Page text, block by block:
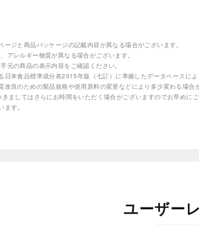
ジと商品パッケージの記載内容が異なる場合がございます。
アレルギー物質が異なる場合がございます。
の商品の表示内容をご確認ください。
本食品標準成分表2015年版（七訂）に準拠したデータベースによ
良のための製品規格や使用原料の変更などにより多少変わる場合
ましてはさらにお時間をいただく場合がございますのでお早めにご
す。
ユーザー